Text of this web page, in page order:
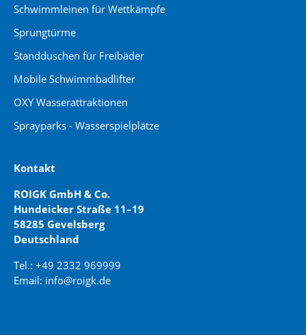
Schwimmleinen für Wettkämpfe
Sprungtürme
Standduschen für Freibäder
Mobile Schwimmbadlifter
OXY Wasserattraktionen
Sprayparks - Wasserspielplätze
Kontakt
ROIGK GmbH & Co.
Hundeicker Straße 11–19
58285 Gevelsberg
Deutschland
Tel.: +49 2332 969999
Email: info@roigk.de